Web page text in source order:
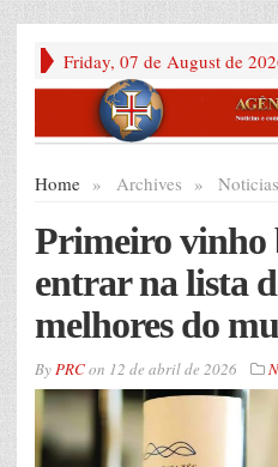
Friday, 07 de August de
Home » Archives »
Primeiro vinho
entrar na lista
melhores do
ByPRCon 12 de abril de 2026